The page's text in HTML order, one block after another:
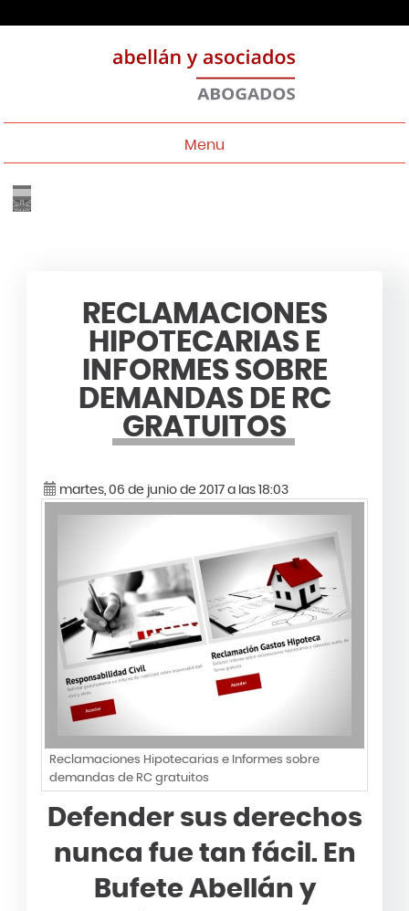
Menu
RECLAMACIONES
HIPOTECARIAS E
INFORMES SOBRE
DEMANDAS DE RC
GRATUITOS
martes, 06 de junio de 2017 a las 18:03
Reclamaciones Hipotecarias e Informes sobre
demandas de RC gratuitos
Defender sus derechos
nunca fue tan fácil. En
Bufete Abellán y